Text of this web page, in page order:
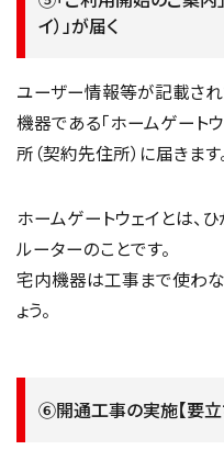
イ）」が届く
ユーザー情報等が記載され
機器である「ホームゲート
所（契約先住所）に届きます
ホームゲートウェイとは、
ルーターのことです。
宅内機器は工事まで使わな
ょう。
⑥開通工事の実施【要立